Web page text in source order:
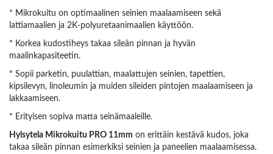
* Mikrokuitu on optimaalinen seinien maalaamiseen sekä
lattiamaalien ja 2K-polyuretaanimaalien käyttöön.
* Korkea kudostiheys takaa sileän pinnan ja hyvän
maalinkapasiteetin.
* Sopii parketin, puulattian, maalattujen seinien, tapettien,
kipsilevyn, linoleumin ja muiden sileiden pintojen maalaamiseen ja
lakkaamiseen.
* Erityisen sopiva matta seinämaaleille.
Hylsytela Mikrokuitu PRO 11mm on erittäin kestävä kudos, joka
takaa sileän pinnan esimerkiksi seinien ja paneelien maalaamisessa.